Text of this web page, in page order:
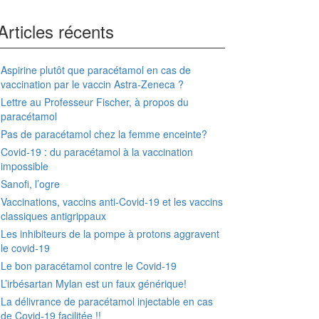
récents
Aspirine plutôt que paracétamol en cas de
vaccination par le vaccin Astra-Zeneca ?
Lettre au Professeur Fischer, à propos du
paracétamol
Pas de paracétamol chez la femme enceinte?
Covid-19 : du paracétamol à la vaccination
impossible
Sanofi, l’ogre
Vaccinations, vaccins anti-Covid-19 et les vaccins
classiques antigrippaux
Les inhibiteurs de la pompe à protons aggravent
le covid-19
Le bon paracétamol contre le Covid-19
L’irbésartan Mylan est un faux générique!
La délivrance de paracétamol injectable en cas
de Covid-19 facilitée !!